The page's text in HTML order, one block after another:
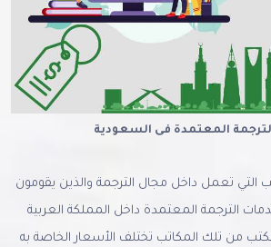
المعتمدة فى السعودية
التي تعمل داخل مجال الترجمة والذين يقومون
الترجمة المعتمدة داخل المملكة العربية
من تلك المكاتب تختلف الأسعار الخاصة به